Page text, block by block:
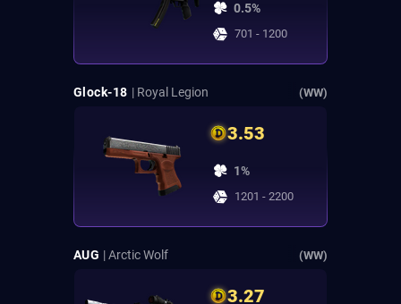
0.5%
701 - 1200
Glock-18 | Royal Legion (WW)
3.53
1%
1201 - 2200
AUG | Arctic Wolf (WW)
3.27